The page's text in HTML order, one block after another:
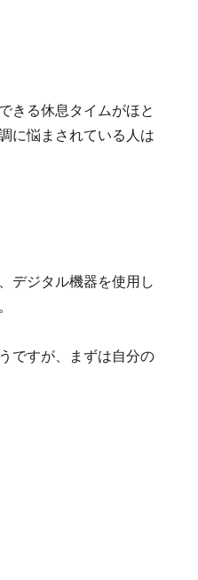
きる休息タイムがほと
に悩まされている人は
デジタル機器を使用し
ですが、まずは自分の